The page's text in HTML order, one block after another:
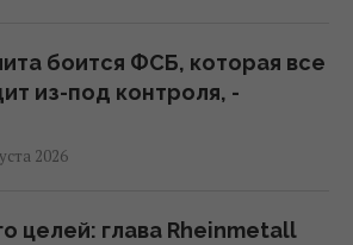
боится ФСБ, которая все
из-под контроля, -
2026
целей: глава Rheinmetall